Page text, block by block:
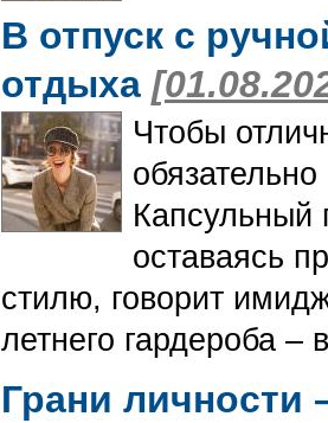
В отпуск с
отдыха
Чтобы
Капсульный
оставаясь
стилю, говорит
летнего гардероба –
Грани личности